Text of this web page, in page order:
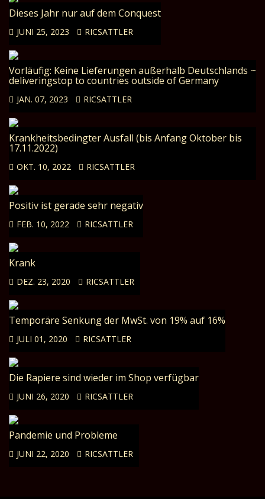
Dieses Jahr nur auf dem Conquest
JUNI 25, 2023 RICSATTLER
Vorläufig: Keine Lieferungen außerhalb Deutschlands ~
deliveringstop to countries outside of Germany
JAN. 07, 2023 RICSATTLER
Krankheitsbedingter Ausfall (bis Anfang Oktober bis
17.11.2022)
OKT. 10, 2022 RICSATTLER
Positiv ist gerade sehr negativ
FEB. 10, 2022 RICSATTLER
Krank
DEZ. 23, 2020 RICSATTLER
Temporäre Senkung der MwSt. von 19% auf 16%
JULI 01, 2020 RICSATTLER
Die Rapiere sind wieder im Shop verfügbar
JUNI 26, 2020 RICSATTLER
Pandemie und Probleme
JUNI 22, 2020 RICSATTLER